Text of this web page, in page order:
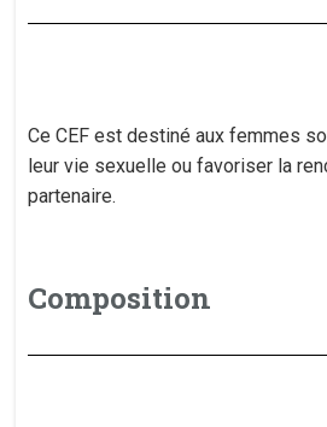
Ce CEF est destiné aux femmes
leur vie sexuelle ou favoriser la
partenaire.
Composition